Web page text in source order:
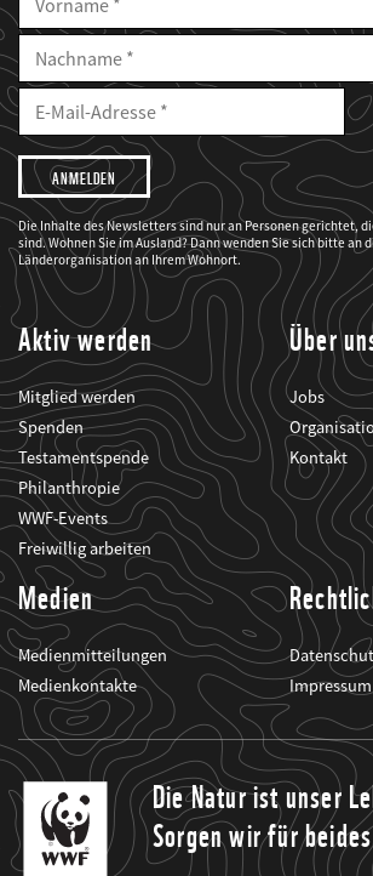
Vorname
Nachname
E-
Mailadresse
E-
Adresse
Ich
möchte,
dass
der
WWF
mich
über
seine
Projekte
informiert.
Die Inhalte des Newsletters sind nur an Personen gerichtet,
sind. Wohnen Sie im Ausland? Dann wenden Sie sich bitte an
Länderorganisation an Ihrem Wohnort.
Aktiv werden
Mitglied werden
Spenden
Testamentspende
Philanthropie
WWF-Events
Freiwillig arbeiten
Über
Jobs
Kontakt
Medien
Medienmitteilungen
Medienkontakte
Impressum
Die Natur ist unser
Sorgen wir für